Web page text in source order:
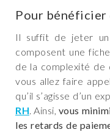
Pour bénéficier
Il suffit de jeter un
composent une
de la complexité de
vous allez faire
qu’il s’agisse d’un
RH. Ainsi, vous
les retards de